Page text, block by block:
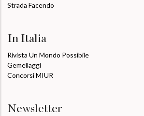
Strada Facendo
In Italia
Rivista Un Mondo Possibile
Gemellaggi
Concorsi MIUR
Newsletter